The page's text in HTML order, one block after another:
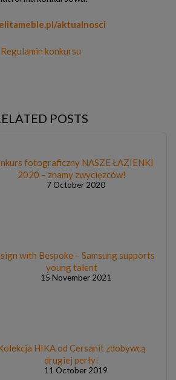
aktualnosci
Regulamin konkursu
POSTS
fotograficzny NASZE ŁAZIENKI
2020 – znamy zwycięzców!
7 October 2020
with Bespoke – Samsung supports
young talent
15 November 2021
HIKA od Cersanit zdobywcą
drugiej perły!
11 October 2019